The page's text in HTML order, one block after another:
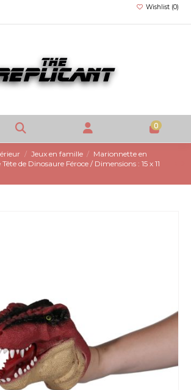
Wishlist (0)
0
Jeux en famille
Marionnette en
de Dinosaure Féroce / Dimensions : 15 x 11